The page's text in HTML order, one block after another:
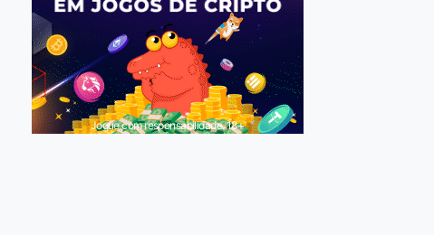
Jogue com responsabilidade. 18+